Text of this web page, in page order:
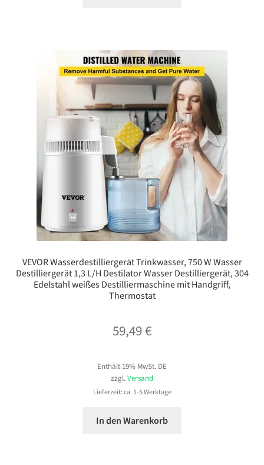
VEVOR Wasserdestilliergerät Trinkwasser, 750 W Wasser
Destilliergerät 1,3 L/H Destilator Wasser Destilliergerät, 304
Edelstahl weißes Destilliermaschine mit Handgriff,
Thermostat
59,49€
Enthält 19% MwSt. DE
zzgl. Versand
Lieferzeit: ca. 1-5 Werktage
In den Warenkorb